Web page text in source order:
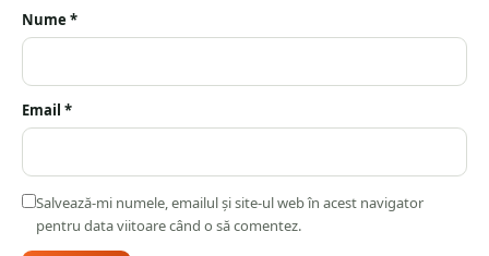
Nume *
Email *
Salvează-mi numele, emailul și site-ul web în acest navigator
pentru data viitoare când o să comentez.